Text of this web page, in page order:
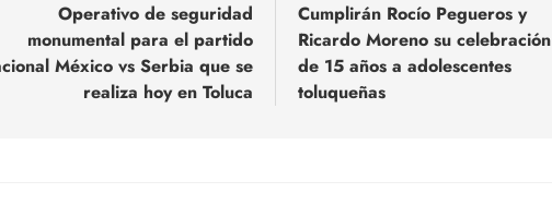
Operativo de seguridad
monumental para el partido
México vs Serbia que se
realiza hoy en Toluca
Cumplirán Rocío Pegueros y
Ricardo Moreno su celebración
de 15 años a adolescentes
toluqueñas